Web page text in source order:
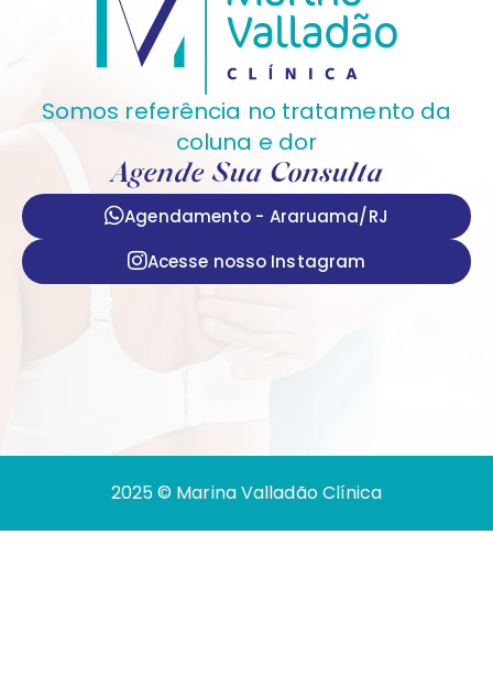
Somos referência no tratamento da
coluna e dor
Agende Sua Consulta
Agendamento - Araruama/RJ
Acesse nosso Instagram
2025 © Marina Valladão Clínica